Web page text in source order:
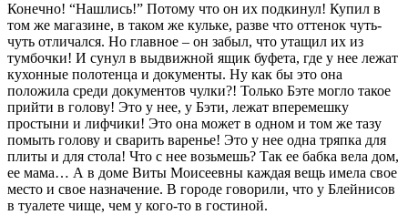
Конечно! “Нашлись!” Потому что он их подкинул! Купил в
том же магазине, в таком же кульке, разве что оттенок чуть-
чуть отличался. Но главное – он забыл, что утащил их из
тумбочки! И сунул в выдвижной ящик буфета, где у нее лежат
кухонные полотенца и документы. Ну как бы это она
положила среди документов чулки?! Только Бэте могло такое
прийти в голову! Это у нее, у Бэти, лежат вперемешку
простыни и лифчики! Это она может в одном и том же тазу
помыть голову и сварить варенье! Это у нее одна тряпка для
плиты и для стола! Что с нее возьмешь? Так ее бабка вела дом,
ее мама… А в доме Виты Моисеевны каждая вещь имела свое
место и свое назначение. В городе говорили, что у Блейнисов
в туалете чище, чем у кого-то в гостиной.